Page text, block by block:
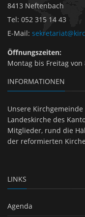
8413 Neftenbach
Tel: 052 315 14 43
E-Mail:
Öffnungszeiten:
Montag bis Freitag
INFORMATIONEN
Unsere
Landeskirche des
Mitglieder, rund die
der reformierten
LINKS
Agenda